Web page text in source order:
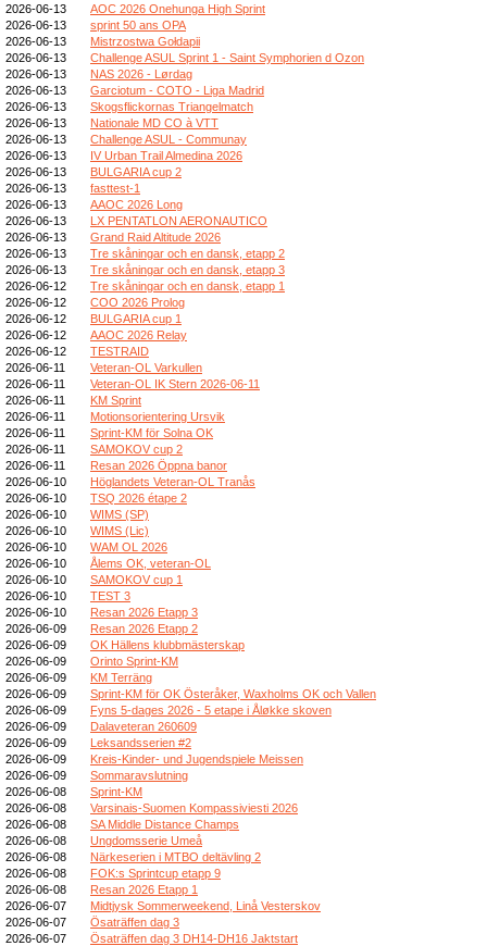
2026-06-13
AOC 2026 Onehunga High Sprint
2026-06-13
sprint 50 ans OPA
2026-06-13
Mistrzostwa Gołdapii
2026-06-13
Challenge ASUL Sprint 1 - Saint Symphorien d Ozon
2026-06-13
NAS 2026 - Lørdag
2026-06-13
Garciotum - COTO - Liga Madrid
2026-06-13
Skogsflickornas Triangelmatch
2026-06-13
Nationale MD CO à VTT
2026-06-13
Challenge ASUL - Communay
2026-06-13
IV Urban Trail Almedina 2026
2026-06-13
BULGARIA cup 2
2026-06-13
fasttest-1
2026-06-13
AAOC 2026 Long
2026-06-13
LX PENTATLON AERONAUTICO
2026-06-13
Grand Raid Altitude 2026
2026-06-13
Tre skåningar och en dansk, etapp 2
2026-06-13
Tre skåningar och en dansk, etapp 3
2026-06-12
Tre skåningar och en dansk, etapp 1
2026-06-12
COO 2026 Prolog
2026-06-12
BULGARIA cup 1
2026-06-12
AAOC 2026 Relay
2026-06-12
TESTRAID
2026-06-11
Veteran-OL Varkullen
2026-06-11
Veteran-OL IK Stern 2026-06-11
2026-06-11
KM Sprint
2026-06-11
Motionsorientering Ursvik
2026-06-11
Sprint-KM för Solna OK
2026-06-11
SAMOKOV cup 2
2026-06-11
Resan 2026 Öppna banor
2026-06-10
Höglandets Veteran-OL Tranås
2026-06-10
TSQ 2026 étape 2
2026-06-10
WIMS (SP)
2026-06-10
WIMS (Lic)
2026-06-10
WAM OL 2026
2026-06-10
Ålems OK, veteran-OL
2026-06-10
SAMOKOV cup 1
2026-06-10
TEST 3
2026-06-10
Resan 2026 Etapp 3
2026-06-09
Resan 2026 Etapp 2
2026-06-09
OK Hällens klubbmästerskap
2026-06-09
Orinto Sprint-KM
2026-06-09
KM Terräng
2026-06-09
Sprint-KM för OK Österåker, Waxholms OK och Vallen
2026-06-09
Fyns 5-dages 2026 - 5 etape i Åløkke skoven
2026-06-09
Dalaveteran 260609
2026-06-09
Leksandsserien #2
2026-06-09
Kreis-Kinder- und Jugendspiele Meissen
2026-06-09
Sommaravslutning
2026-06-08
Sprint-KM
2026-06-08
Varsinais-Suomen Kompassiviesti 2026
2026-06-08
SA Middle Distance Champs
2026-06-08
Ungdomsserie Umeå
2026-06-08
Närkeserien i MTBO deltävling 2
2026-06-08
FOK:s Sprintcup etapp 9
2026-06-08
Resan 2026 Etapp 1
2026-06-07
Midtjysk Sommerweekend, Linå Vesterskov
2026-06-07
Ösaträffen dag 3
2026-06-07
Ösaträffen dag 3 DH14-DH16 Jaktstart